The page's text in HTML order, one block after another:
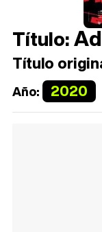
Título:
Título
Año: 2020